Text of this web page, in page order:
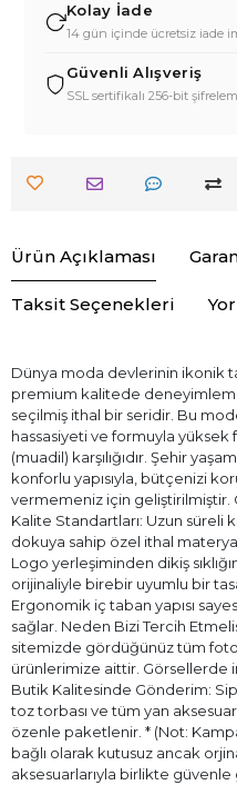
Kolay İade
14 gün içinde ücretsiz iade
Güvenli Alışveriş
SSL sertifikalı 256-bit
Ürün Açıklaması
Taksit Seçenekleri
Dünya moda devlerinin ikonik
premium kalitede
seçilmiş ithal bir seridir. Bu
hassasiyeti ve formuyla
(muadil) karşılığıdır. Şehir
konforlu yapısıyla, bütçenizi
vermemeniz için geliştirilmiştir.
Kalite Standartları: Uzun süreli
dokuya sahip özel ithal
Logo yerleşiminden dikiş
orijinaliyle birebir uyumlu bir
Ergonomik iç taban yapısı
sağlar. Neden Bizi Tercih
sitemizde gördüğünüz tüm
ürünlerimize aittir. Görsellerde
Butik Kalitesinde Gönderim:
toz torbası ve tüm yan
özenle paketlenir. * (Not:
bağlı olarak kutusuz ancak
aksesuarlarıyla birlikte